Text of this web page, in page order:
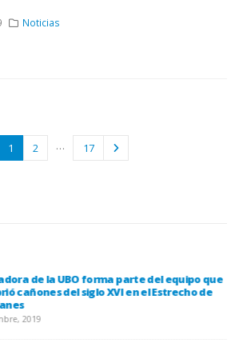
Noticias
1 2 … 17
de la UBO forma parte del equipo que
del siglo XVI en el Estrecho de
2019